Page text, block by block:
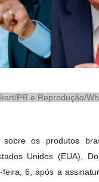
PR e Reprodução/
os produtos
Unidos (EUA),
6, após a